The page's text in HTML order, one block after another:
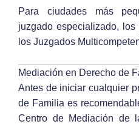
Para ciudades más
juzgado especializado,
los Juzgados
Mediación en Derecho de
Antes de iniciar cualquier
de Familia es
Centro de Mediación de